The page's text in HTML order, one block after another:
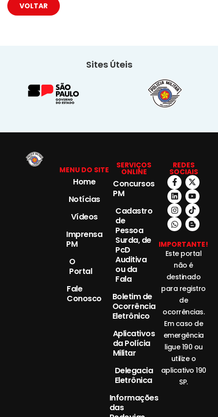
VOLTAR
Sites Úteis
MENU DO SITE
Home
Notícias
Vídeos
Imprensa
PM
O
Portal
Fale
Conosco
SERVIÇOS
ONLINE
Concursos
PM
Cadastro
de
Pessoa
Surda, de
PcD
Auditiva
ou da
Fala
Boletim de
Ocorrência
Eletrônico
Aplicativos
da Polícia
Militar
Delegacia
Eletrônica
Informações
das
REDES
SOCIAIS
IMPORTANTE!
Este portal
não é
destinado
para registro
de
ocorrências.
Em caso de
emergência
ligue 190 ou
utilize o
aplicativo 190
SP.